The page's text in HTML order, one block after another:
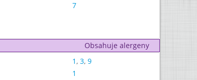
7
Obsahuje alergeny
1, 3, 9
1